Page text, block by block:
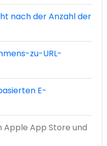
nach der Anzahl der
zu-URL-
E-
Apple App Store und